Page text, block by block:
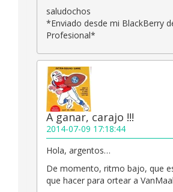
saludochos
*Enviado desde mi BlackBerry
Profesional*
A ganar, carajo !!!
2014-07-09 17:18:44
Hola, argentos…
De momento, ritmo bajo, que
que hacer para ortear a